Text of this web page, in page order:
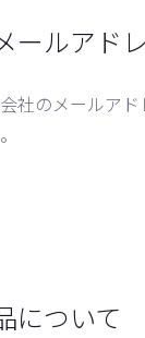
ールアド
社のメールアド
について